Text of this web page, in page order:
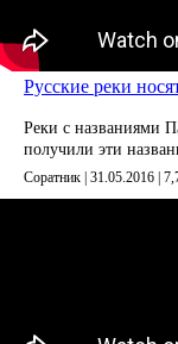
Русские реки
Реки с названиями
получили эти
Соратник | 31.05.2016 |